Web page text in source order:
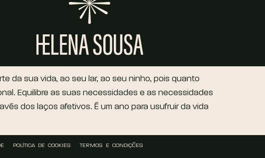
da sua vida, ao seu lar, ao seu ninho, pois quanto
Equilibre as suas necessidades e as necessidades
dos laços afetivos. É um ano para usufruir da vida
POLÍTICA DE COOKIES TERMOS E CONDIÇÕES